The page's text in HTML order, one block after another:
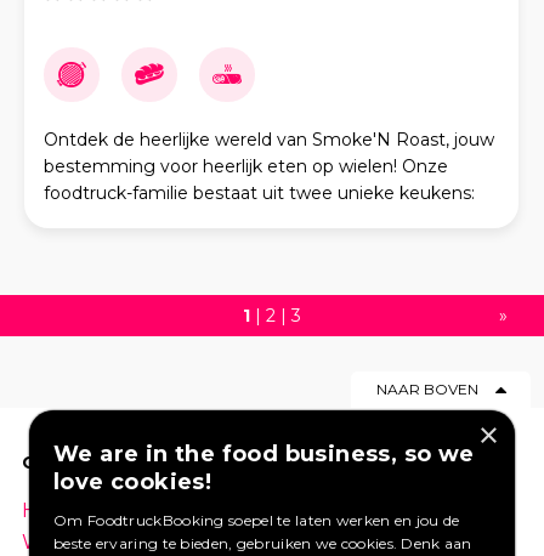
Ontdek de heerlijke wereld van Smoke'N Roast, jouw
bestemming voor heerlijk eten op wielen! Onze
foodtruck-familie bestaat uit twee unieke keukens:
1| 2|3 »
NAAR BOVEN
OP DEZE WEBSITE
Home
Hoe werkt het
Wat is een foodtruck?
Festivals
×
We are in the food business, so we
love cookies!
Om FoodtruckBooking soepel te laten werken en jou de
beste ervaring te bieden, gebruiken we cookies. Denk aan